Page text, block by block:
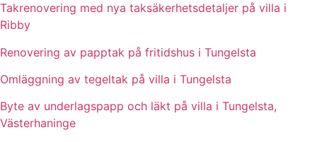
Takrenovering med nya taksäkerhetsdetaljer på villa i
Ribby
Renovering av papptak på fritidshus i Tungelsta
Omläggning av tegeltak på villa i Tungelsta
Byte av underlagspapp och läkt på villa i Tungelsta,
Västerhaninge